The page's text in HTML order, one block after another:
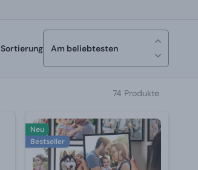
Sortierung Am beliebtesten
74 Produkte
Neu
Bestseller